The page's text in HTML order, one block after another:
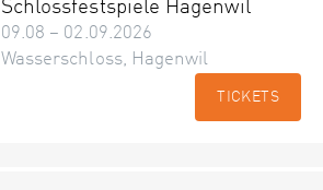
Schlossfestspiele Hagenwil
09.08 – 02.09.2026
Wasserschloss, Hagenwil
TICKETS